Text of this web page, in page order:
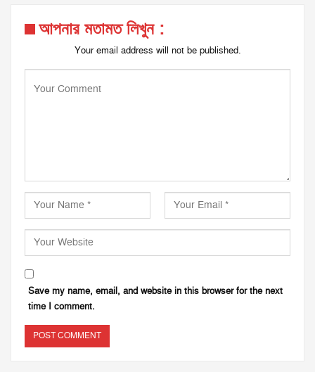
আপনার মতামত লিখুন :
Your email address will not be published.
Save my name, email, and website in this browser for the next
time I comment.